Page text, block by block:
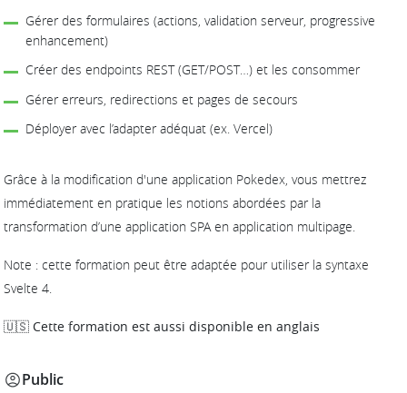
Gérer des formulaires (actions, validation serveur, progressive
enhancement)
Créer des endpoints REST (GET/POST…) et les consommer
Gérer erreurs, redirections et pages de secours
Déployer avec l’adapter adéquat (ex. Vercel)
Grâce à la modification d'une application Pokedex, vous mettrez
immédiatement en pratique les notions abordées par la
transformation d’une application SPA en application multipage.
Note : cette formation peut être adaptée pour utiliser la syntaxe
Svelte 4.
🇺🇸 Cette formation est aussi disponible en anglais
Public